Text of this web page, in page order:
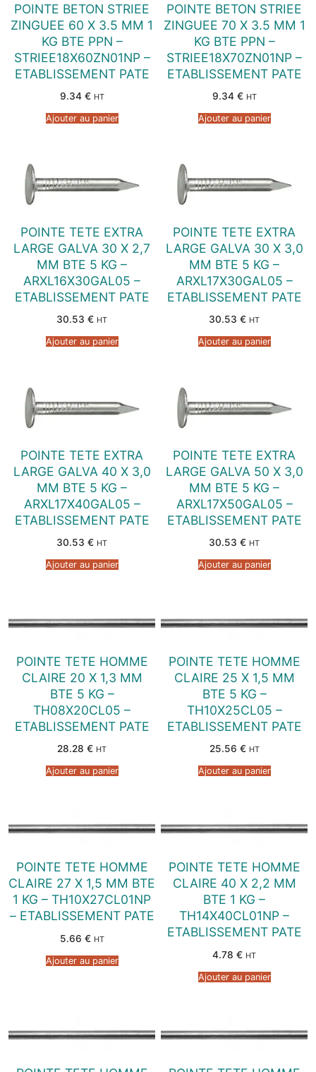
POINTE BETON STRIEE
ZINGUEE 60 X 3.5 MM 1
KG BTE PPN –
STRIEE18X60ZN01NP –
ETABLISSEMENT PATE
9.34 € HT
Ajouter au panier
POINTE BETON STRIEE
ZINGUEE 70 X 3.5 MM 1
KG BTE PPN –
STRIEE18X70ZN01NP –
ETABLISSEMENT PATE
9.34 € HT
Ajouter au panier
POINTE TETE EXTRA
LARGE GALVA 30 X 2,7
MM BTE 5 KG –
ARXL16X30GAL05 –
ETABLISSEMENT PATE
30.53 € HT
Ajouter au panier
POINTE TETE EXTRA
LARGE GALVA 30 X 3,0
MM BTE 5 KG –
ARXL17X30GAL05 –
ETABLISSEMENT PATE
30.53 € HT
Ajouter au panier
POINTE TETE EXTRA
LARGE GALVA 40 X 3,0
MM BTE 5 KG –
ARXL17X40GAL05 –
ETABLISSEMENT PATE
30.53 € HT
Ajouter au panier
POINTE TETE EXTRA
LARGE GALVA 50 X 3,0
MM BTE 5 KG –
ARXL17X50GAL05 –
ETABLISSEMENT PATE
30.53 € HT
Ajouter au panier
POINTE TETE HOMME
CLAIRE 20 X 1,3 MM
BTE 5 KG –
TH08X20CL05 –
ETABLISSEMENT PATE
28.28 € HT
Ajouter au panier
POINTE TETE HOMME
CLAIRE 25 X 1,5 MM
BTE 5 KG –
TH10X25CL05 –
ETABLISSEMENT PATE
25.56 € HT
Ajouter au panier
POINTE TETE HOMME
CLAIRE 27 X 1,5 MM BTE
1 KG – TH10X27CL01NP
– ETABLISSEMENT PATE
5.66 € HT
Ajouter au panier
POINTE TETE HOMME
CLAIRE 40 X 2,2 MM
BTE 1 KG –
TH14X40CL01NP –
ETABLISSEMENT PATE
4.78 € HT
Ajouter au panier